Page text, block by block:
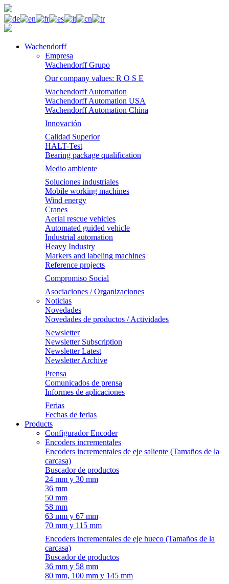
Wachendorff
Empresa
Wachendorff Grupo
Our company values: R O S E
Wachendorff Automation
Wachendorff Automation USA
Wachendorff Automation China
Innovación
Calidad Superior
HALT-Test
Bearing package qualification
Medio ambiente
Soluciones industriales
Mobile working machines
Wind energy
Cranes
Aerial rescue vehicles
Automated guided vehicle
Industrial automation
Heavy Industry
Markers and labeling machines
Reference projects
Compromiso Social
Asociaciones / Organizaciones
Noticias
Novedades
Novedades de productos / Actividades
Newsletter
Newsletter Subscription
Newsletter Latest
Newsletter Archive
Prensa
Comunicados de prensa
Informes de aplicaciones
Ferias
Fechas de ferias
Products
Configurador Encoder
Encoders incrementales
Encoders incrementales de eje saliente (Tamaños de la
carcasa)
Buscador de productos
24 mm y 30 mm
36 mm
50 mm
58 mm
63 mm y 67 mm
70 mm y 115 mm
Encoders incrementales de eje hueco (Tamaños de la
carcasa)
Buscador de productos
36 mm y 58 mm
80 mm, 100 mm y 145 mm